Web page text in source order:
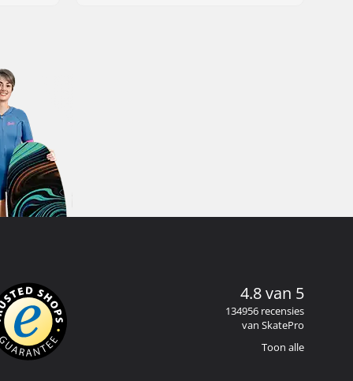
4.8 van 5
134956 recensies
van SkatePro
Toon alle